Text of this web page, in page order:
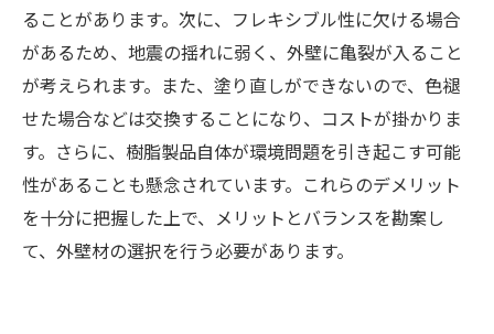
ることがあります。次に、フレキシブル性に欠ける場合
があるため、地震の揺れに弱く、外壁に亀裂が入ること
が考えられます。また、塗り直しができないので、色褪
せた場合などは交換することになり、コストが掛かりま
す。さらに、樹脂製品自体が環境問題を引き起こす可能
性があることも懸念されています。これらのデメリット
を十分に把握した上で、メリットとバランスを勘案し
て、外壁材の選択を行う必要があります。